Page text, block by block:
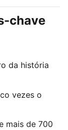
chave
da história
vezes o
mais de 700